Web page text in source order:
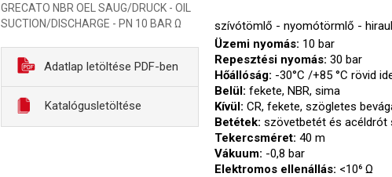
GRECATO NBR OEL SAUG/DRUCK - OIL
SUCTION/DISCHARGE - PN 10 BAR Ω
Adatlap letöltése PDF-ben
Katalógusletöltése
szívótömlő - nyomótörmlő -
Üzemi nyomás: 10 bar
Repesztési nyomás: 30 bar
Hőállóság: -30°C /+85 °C rövid
Belül: fekete, NBR, sima
Kívül: CR, fekete, szögletes
Betétek: szövetbetét és acéldrót
Tekercsméret: 40 m
Vákuum: -0,8 bar
Elektromos ellenállás: <10⁶ Ω